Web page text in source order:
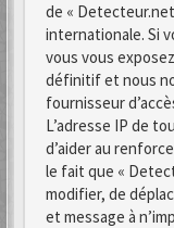
de «
internationale. Si
vous vous
définitif et nous
fournisseur
L’adresse IP de
d’aider au
le fait que «
modifier, de
et message à